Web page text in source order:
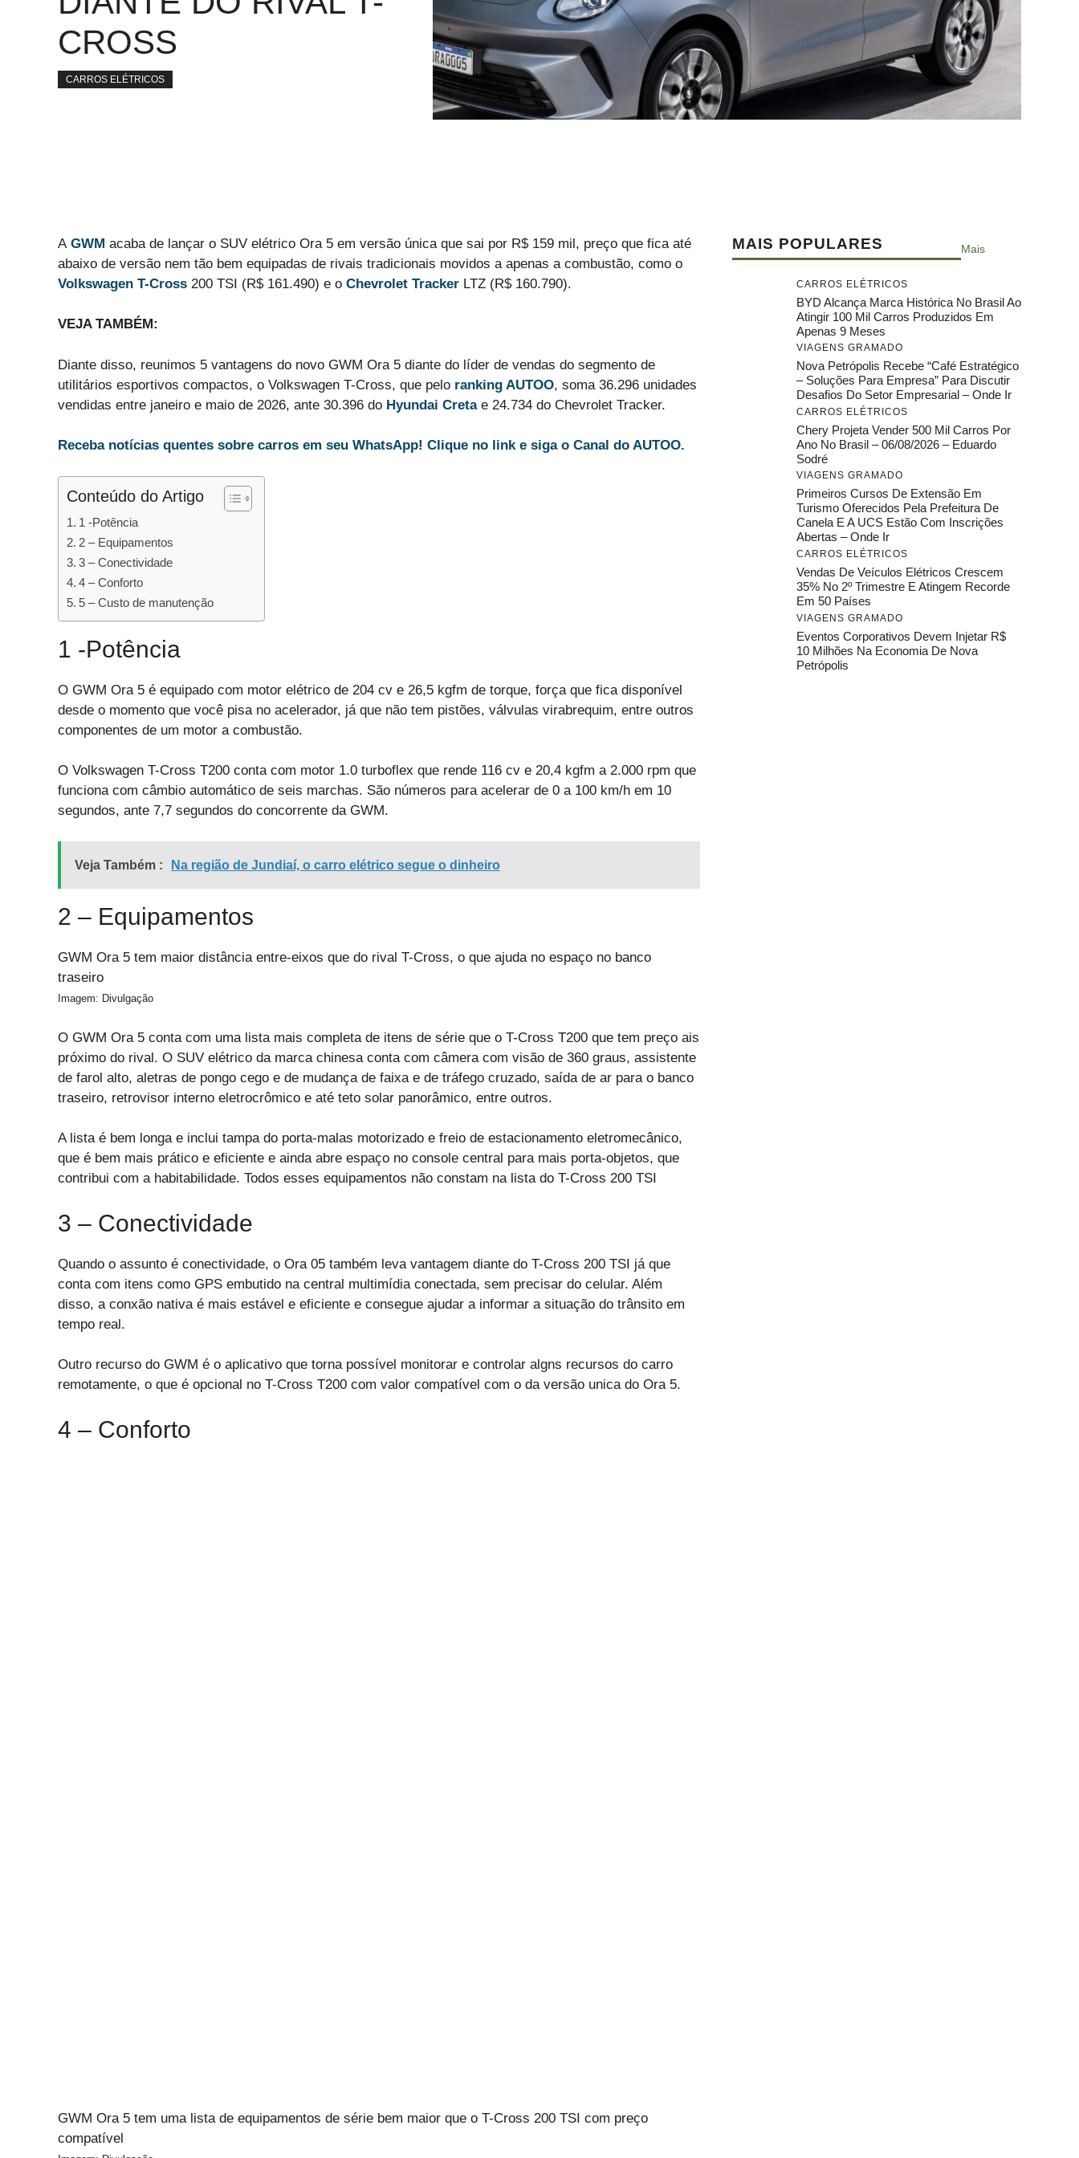
CROSS
CARROS ELÉTRICOS
A GWM acaba de lançar o SUV elétrico Ora 5 em versão única que sai por R$ 159 mil, preço que fica até
abaixo de versão nem tão bem equipadas de rivais tradicionais movidos a apenas a combustão, como o
Volkswagen T-Cross 200 TSI (R$ 161.490) e o Chevrolet Tracker LTZ (R$ 160.790).
VEJA TAMBÉM:
Diante disso, reunimos 5 vantagens do novo GWM Ora 5 diante do líder de vendas do segmento de
utilitários esportivos compactos, o Volkswagen T-Cross, que pelo ranking AUTOO, soma 36.296 unidades
vendidas entre janeiro e maio de 2026, ante 30.396 do Hyundai Cretae 24.734 do Chevrolet Tracker.
Receba notícias quentes sobre carros em seu WhatsApp! Clique no link e siga o Canal do AUTOO.
Conteúdo do Artigo
1 -Potência
2 – Equipamentos
3 – Conectividade
4 – Conforto
5 – Custo de manutenção
1 -Potência
O GWM Ora 5 é equipado com motor elétrico de 204 cv e 26,5 kgfm de torque, força que fica disponível
desde o momento que você pisa no acelerador, já que não tem pistões, válvulas virabrequim, entre outros
componentes de um motor a combustão.
O Volkswagen T-Cross T200 conta com motor 1.0 turboflex que rende 116 cv e 20,4 kgfm a 2.000 rpm que
funciona com câmbio automático de seis marchas. São números para acelerar de 0 a 100 km/h em 10
segundos, ante 7,7 segundos do concorrente da GWM.
Veja Também : Na região de Jundiaí, o carro elétrico segue o dinheiro
2 – Equipamentos
GWM Ora 5 tem maior distância entre-eixos que do rival T-Cross, o que ajuda no espaço no banco
traseiro
Imagem: Divulgação
O GWM Ora 5 conta com uma lista mais completa de itens de série que o T-Cross T200 que tem preço ais
próximo do rival. O SUV elétrico da marca chinesa conta com câmera com visão de 360 graus, assistente
de farol alto, aletras de pongo cego e de mudança de faixa e de tráfego cruzado, saída de ar para o banco
traseiro, retrovisor interno eletrocrômico e até teto solar panorâmico, entre outros.
A lista é bem longa e inclui tampa do porta-malas motorizado e freio de estacionamento eletromecânico,
que é bem mais prático e eficiente e ainda abre espaço no console central para mais porta-objetos, que
contribui com a habitabilidade. Todos esses equipamentos não constam na lista do T-Cross 200 TSI
3 – Conectividade
Quando o assunto é conectividade, o Ora 05 também leva vantagem diante do T-Cross 200 TSI já que
conta com itens como GPS embutido na central multimídia conectada, sem precisar do celular. Além
disso, a conxão nativa é mais estável e eficiente e consegue ajudar a informar a situação do trânsito em
tempo real.
Outro recurso do GWM é o aplicativo que torna possível monitorar e controlar algns recursos do carro
remotamente, o que é opcional no T-Cross T200 com valor compatível com o da versão unica do Ora 5.
4 – Conforto
GWM Ora 5 tem uma lista de equipamentos de série bem maior que o T-Cross 200 TSI com preço
compatível
MAIS POPULARES Mais
CARROS ELÉTRICOS
BYD Alcança Marca Histórica No Brasil Ao
Atingir 100 Mil Carros Produzidos Em
Apenas 9 Meses
VIAGENS GRAMADO
Nova Petrópolis Recebe “Café Estratégico
– Soluções Para Empresa” Para Discutir
Desafios Do Setor Empresarial – Onde Ir
CARROS ELÉTRICOS
Chery Projeta Vender 500 Mil Carros Por
Ano No Brasil – 06/08/2026 – Eduardo
Sodré
VIAGENS GRAMADO
Primeiros Cursos De Extensão Em
Turismo Oferecidos Pela Prefeitura De
Canela E A UCS Estão Com Inscrições
Abertas – Onde Ir
CARROS ELÉTRICOS
Vendas De Veículos Elétricos Crescem
35% No 2º Trimestre E Atingem Recorde
Em 50 Países
VIAGENS GRAMADO
Eventos Corporativos Devem Injetar R$
10 Milhões Na Economia De Nova
Petrópolis